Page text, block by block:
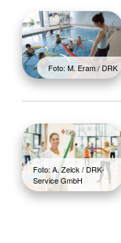
Foto: M. Eram / DRK
Foto: A. Zelck / DRK-
Service GmbH